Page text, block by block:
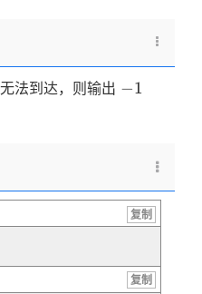
法到达，则输出 -1
−1
复制
复制